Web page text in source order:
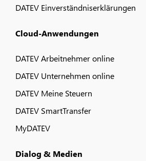
DATEV Einverständniserklärungen
Cloud-Anwendungen
DATEV Arbeitnehmer online
DATEV Unternehmen online
DATEV Meine Steuern
DATEV SmartTransfer
MyDATEV
Dialog & Medien